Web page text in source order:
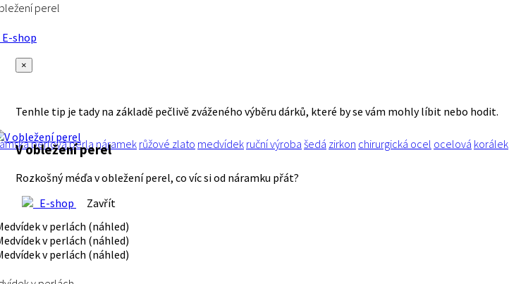
perel
shop
×
Tenhle tip je tady na základě pečlivě zváženého výběru dárků, které by se vám mohly líbit nebo hodit.
perlováperla náramek růžové zlato medvídek ruční výroba šedá zirkon chirurgická ocel ocelová korálek
V obležení perel
Rozkošný méďa v obležení perel, co víc si od náramku přát?
E-shop
Zavřít